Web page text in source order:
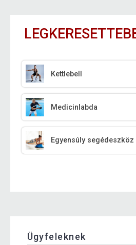
Kettlebell
Medicinlabda
Egyensúly segédeszköz
Ügyfeleknek